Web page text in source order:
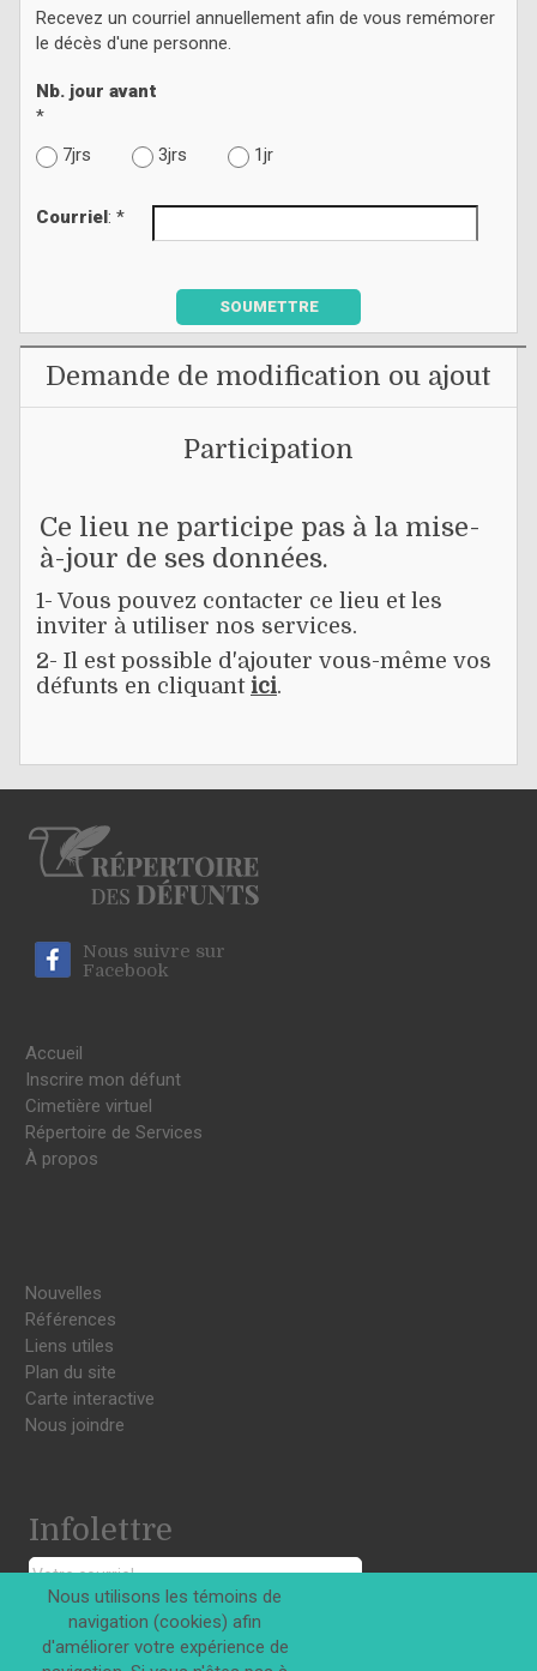
Recevez un courriel annuellement afin de vous remémorer
le décès d'une personne.
Nb. jour avant
*
7jrs
3jrs 1jr
Courriel: *
SOUMETTRE
Demande de modification ou ajout
Participation
Ce lieu ne participe pas à la mise-
à-jour de ses données.
1- Vous pouvez contacter ce lieu et les
inviter à utiliser nos services.
2- Il est possible d'ajouter vous-même vos
défunts en cliquant ici.
Nous suivre sur
Facebook
Accueil
Inscrire mon défunt
Cimetière virtuel
Répertoire de Services
À propos
Nouvelles
Références
Liens utiles
Plan du site
Carte interactive
Nous joindre
Infolettre
S'INSCRIRE
Nous utilisons les témoins de
navigation (cookies) afin
d'améliorer votre expérience de